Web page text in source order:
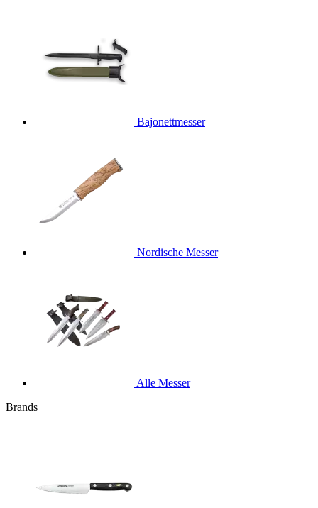
Bajonettmesser
Nordische Messer
Alle Messer
Brands